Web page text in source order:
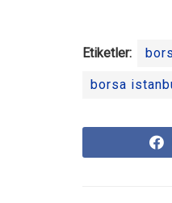
Etiketler:
borsa